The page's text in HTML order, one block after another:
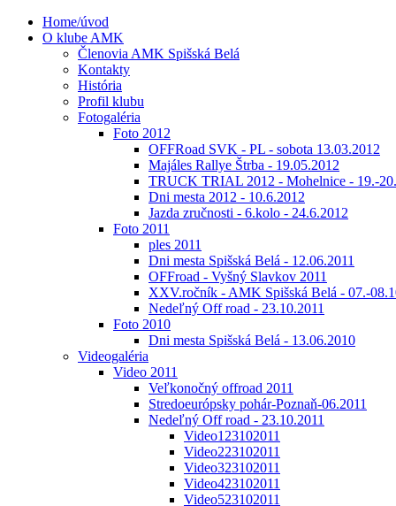
Home/úvod
O klube AMK
Členovia AMK Spišská Belá
Kontakty
História
Profil klubu
Fotogaléria
Foto 2012
OFFRoad SVK - PL - sobota 13.03.2012
Majáles Rallye Štrba - 19.05.2012
TRUCK TRIAL 2012 - Mohelnice - 19.-
Dni mesta 2012 - 10.6.2012
Jazda zručnosti - 6.kolo - 24.6.2012
Foto 2011
ples 2011
Dni mesta Spišská Belá - 12.06.2011
OFFroad - Vyšný Slavkov 2011
XXV.ročník - AMK Spišská Belá - 07.-
Nedeľný Off road - 23.10.2011
Foto 2010
Dni mesta Spišská Belá - 13.06.2010
Videogaléria
Video 2011
Veľkonočný offroad 2011
Stredoeurópsky pohár-Poznaň-06.2011
Nedeľný Off road - 23.10.2011
Video123102011
Video223102011
Video323102011
Video423102011
Video523102011